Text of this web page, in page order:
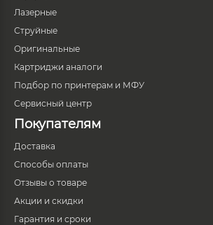
Лазерные
Струйные
Оригинальные
Картриджи аналоги
Подбор по принтерам и МФУ
Сервисный центр
Покупателям
Доставка
Способы оплаты
Отзывы о товаре
Акции и скидки
Гарантия и сроки